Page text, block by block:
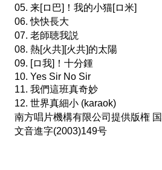
05. 来[ロ巴]！我的小猫[ロ米]
06. 快快長大
07. 老師聴我説
08. 熱[火共][火共]的太陽
09. [ロ我]！十分鍾
10. Yes Sir No Sir
11. 我們這班真奇妙
12. 世界真細小 (karaok)
南方唱片機構有限公司提供版権
文音進字(2003)149号